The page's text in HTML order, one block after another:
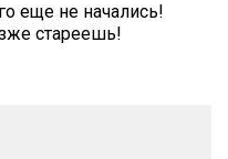
еще не начались!
стареешь!